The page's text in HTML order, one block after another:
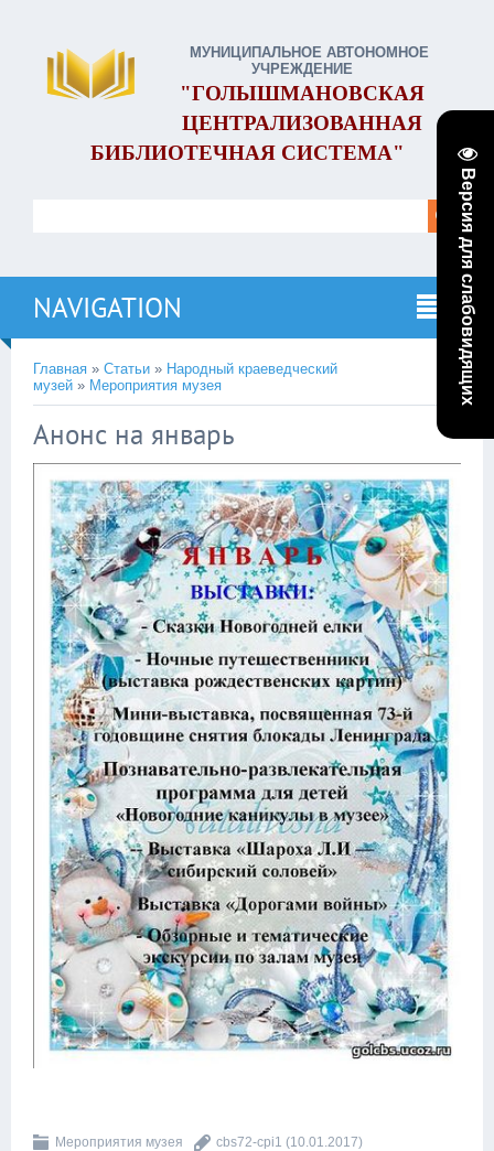
Версия для слабовидящих
МУНИЦИПАЛЬНОЕ АВТОНОМНОЕ
УЧРЕЖДЕНИЕ
"ГОЛЫШМАНОВСКАЯ
ЦЕНТРАЛИЗОВАННАЯ
БИБЛИОТЕЧНАЯ СИСТЕМА"
NAVIGATION
Главная » Статьи » Народный краеведческий
музей » Мероприятия музея
Анонс на январь
Мероприятия музея cbs72-cpi1 (10.01.2017)